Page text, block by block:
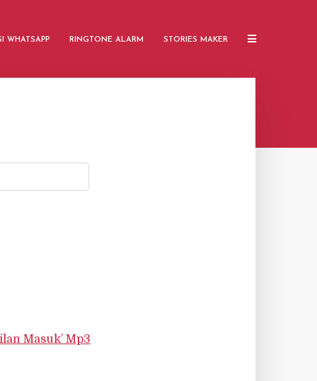
WHATSAPP RINGTONE ALARM STORIES MAKER
Masuk’ Mp3